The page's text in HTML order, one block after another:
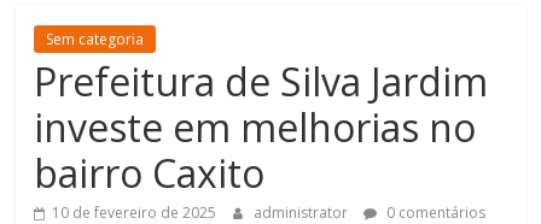
Sem categoria
Prefeitura de Silva Jardim
investe em melhorias no
bairro Caxito
10 de fevereiro de 2025 administrator 0 comentários